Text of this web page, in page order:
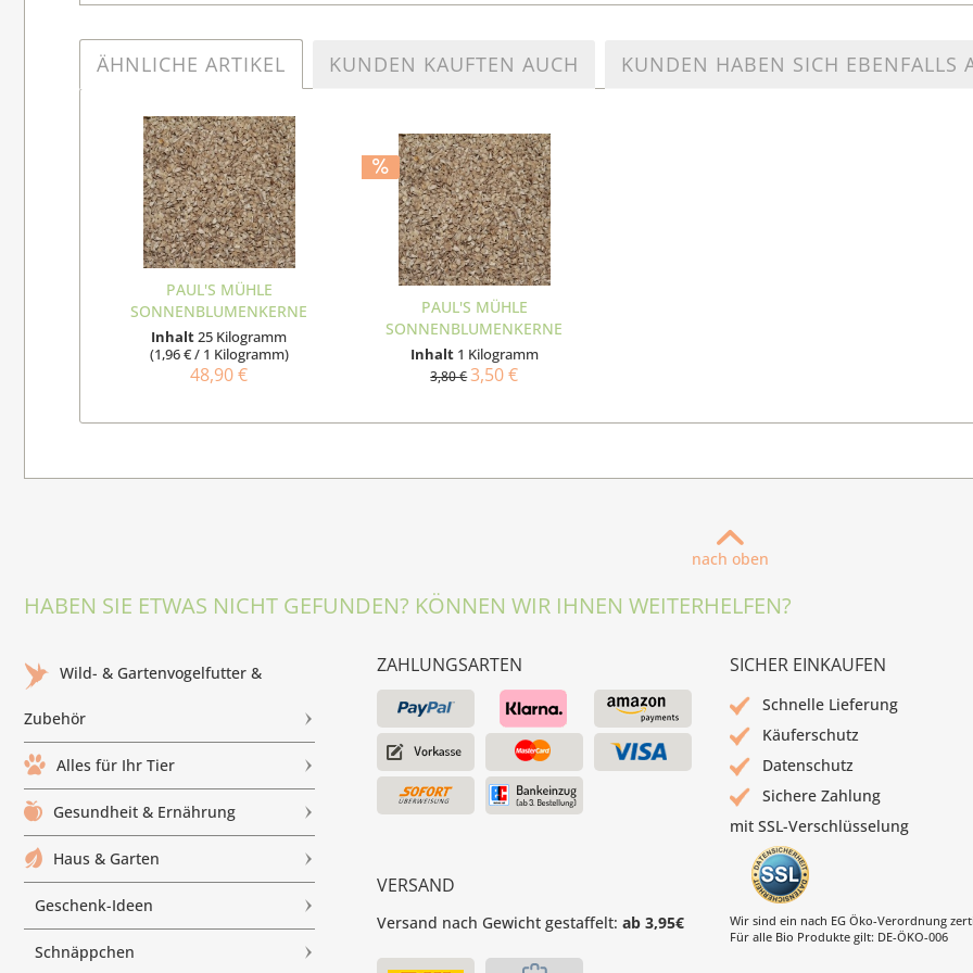
ÄHNLICHE ARTIKEL KUNDEN KAUFTEN AUCH KUNDEN HABEN SICH EBENFALLS
PAUL'S MÜHLE
SONNENBLUMENKERNE
GESCHÄLT GEHACKT...
Inhalt25 Kilogramm
(1,96 € / 1 Kilogramm)
48,90 €
PAUL'S MÜHLE
SONNENBLUMENKERNE
GESCHÄLT GEHACKT...
Inhalt 1 Kilogramm
3,80 €3,50 €
nach oben
HABEN SIE ETWAS NICHT GEFUNDEN? KÖNNEN WIR IHNEN WEITERHELFEN?
Wild- & Gartenvogelfutter &
Zubehör
Alles für Ihr Tier
Gesundheit & Ernährung
Haus & Garten
Geschenk-Ideen
Schnäppchen
ZAHLUNGSARTEN
VERSAND
Versand nach Gewicht gestaffelt: ab 3,95€
SICHER EINKAUFEN
Schnelle Lieferung
Käuferschutz
Datenschutz
Sichere Zahlung
mit SSL-Verschlüsselung
Wir sind ein nach EG Öko-Verordnung
Für alle Bio Produkte gilt: DE-ÖKO-006